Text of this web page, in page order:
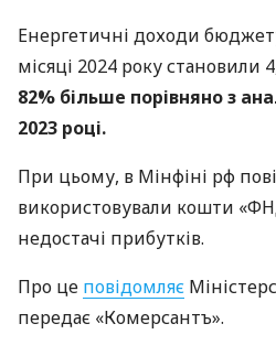
Енергетичні доходи
місяці 2024 року становили
82% більше порівняно з
2023 році.
При цьому, в Мінфіні рф
використовували кошти
недостачі прибутків.
Про це повідомляє
передає «Комерсантъ».